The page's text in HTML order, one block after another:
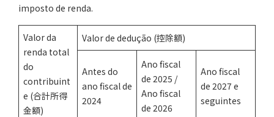
imposto de renda.
Valor da
renda total
do
contribuint
e (合計所得
金額)
Valor de dedução (控除額)
Antes do
ano fiscal de
2024
Ano fiscal
de 2025 /
Ano fiscal
de 2026
Ano fiscal
de 2027 e
seguintes